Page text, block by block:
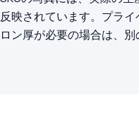
反映されています。プラ
ロン厚が必要の場合は、別